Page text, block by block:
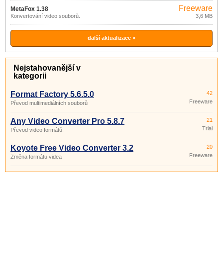
MetaFox 1.38
Konvertování video souborů.
Freeware
3,6 MB
další aktualizace »
Nejstahovanější v
kategorii
Format Factory 5.6.5.0
Převod multimediálních souborů
42
Freeware
Any Video Converter Pro 5.8.7
Převod video formátů.
21
Trial
Koyote Free Video Converter 3.2
Změna formátu videa
20
Freeware